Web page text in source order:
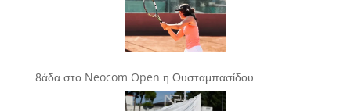
8άδα στο Neocom Open η Ουσταμπασίδου